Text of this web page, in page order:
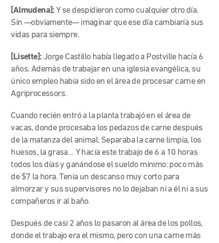
[Almudena]: Y se despidieron como cualquier otro día.
Sin—obviamente— imaginar que ese día cambiaría sus
vidas para siempre.
[Lisette]: Jorge Castillo había llegado a Postville hacía 6
años. Además de trabajar en una iglesia evangélica, su
único empleo había sido en el área de procesar carne en
Agriprocessors.
Cuando recién entró a la planta trabajó en el área de
vacas, donde procesaba los pedazos de carne después
de la matanza del animal. Separaba la carne limpia, los
huesos, la grasa… Y hacía este trabajo de 6 a 10 horas
todos los días y ganándose el sueldo mínimo: poco más
de $7 la hora. Tenía un descanso muy corto para
almorzar y sus supervisores no lo dejaban ni a él ni a sus
compañeros ir al baño.
Después de casi 2 años lo pasaron al área de los pollos,
donde el trabajo era el mismo, pero con una carne más